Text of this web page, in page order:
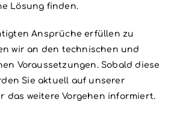
Lösung finden.
Ansprüche erfüllen zu
wir an den technischen und
Voraussetzungen. Sobald diese
Sie aktuell auf unserer
das weitere Vorgehen informiert.